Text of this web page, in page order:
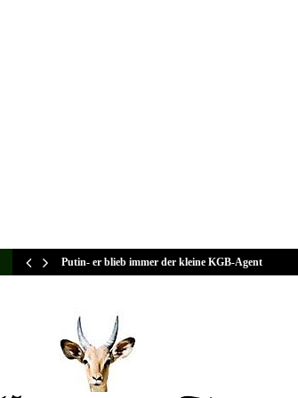
Putin- er blieb immer der kleine KGB-Agent